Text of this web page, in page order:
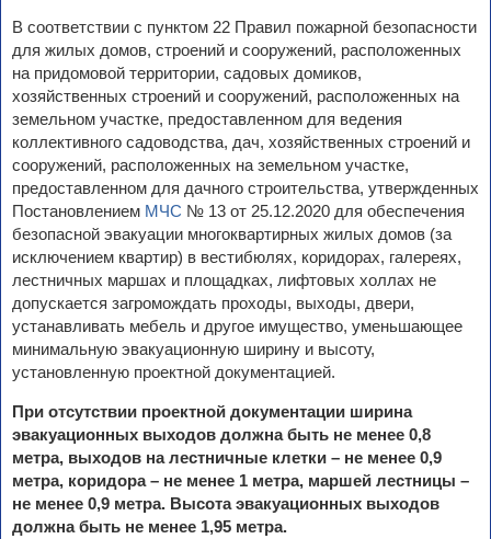
В соответствии с пунктом 22 Правил пожарной безопасности
для жилых домов, строений и сооружений, расположенных
на придомовой территории, садовых домиков,
хозяйственных строений и сооружений, расположенных на
земельном участке, предоставленном для ведения
коллективного садоводства, дач, хозяйственных строений и
сооружений, расположенных на земельном участке,
предоставленном для дачного строительства, утвержденных
Постановлением МЧС № 13 от 25.12.2020 для обеспечения
безопасной эвакуации многоквартирных жилых домов (за
исключением квартир) в вестибюлях, коридорах, галереях,
лестничных маршах и площадках, лифтовых холлах не
допускается загромождать проходы, выходы, двери,
устанавливать мебель и другое имущество, уменьшающее
минимальную эвакуационную ширину и высоту,
установленную проектной документацией.
При отсутствии проектной документации ширина
эвакуационных выходов должна быть не менее 0,8
метра, выходов на лестничные клетки – не менее 0,9
метра, коридора – не менее 1 метра, маршей лестницы –
не менее 0,9 метра. Высота эвакуационных выходов
должна быть не менее 1,95 метра.